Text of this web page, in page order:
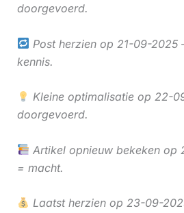
doorgevoerd.
Post herzien op 21-09-2025
kennis.
Kleine optimalisatie op 22-
doorgevoerd.
Artikel opnieuw bekeken op
= macht.
Laatst herzien op 23-09-